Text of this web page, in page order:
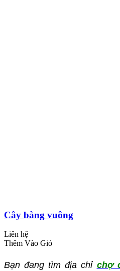
Cây bàng vuông
Liên hệ
Thêm Vào Giỏ
Bạn đang tìm địa chỉ chợ